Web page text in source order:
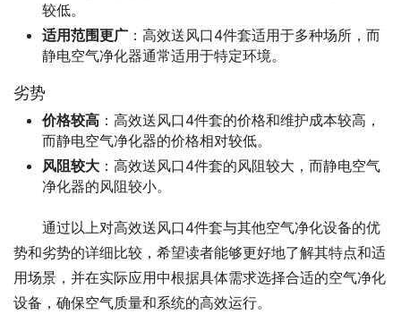
较低。
适用范围更广 ：高效送风口4件套适用于多种场所，而
静电空气净化器通常适用于特定环境。
劣势
价格较高 ：高效送风口4件套的价格和维护成本较高，
而静电空气净化器的价格相对较低。
风阻较大 ：高效送风口4件套的风阻较大，而静电空气
净化器的风阻较小。
通过以上对高效送风口4件套与其他空气净化设备的优
势和劣势的详细比较，希望读者能够更好地了解其特点和适
用场景，并在实际应用中根据具体需求选择合适的空气净化
设备，确保空气质量和系统的高效运行。